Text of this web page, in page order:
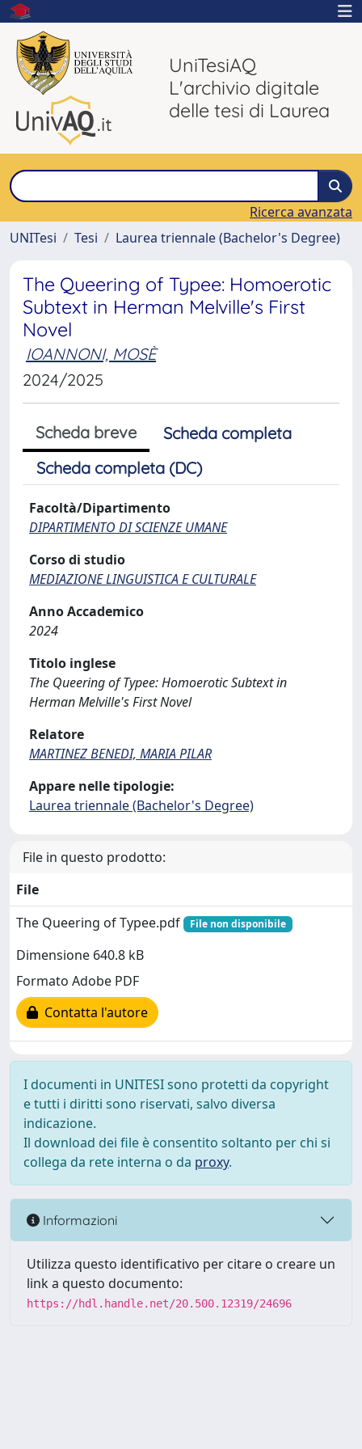
UniTesiAQ
L'archivio digitale
delle tesi di Laurea
Ricerca avanzata
UNITesi
Tesi Laurea triennale (Bachelor's Degree)
The Queering of Typee: Homoerotic
Subtext in Herman Melville's First
Novel
IOANNONI, MOSÈ
2024/2025
Scheda breve
Scheda completa
Scheda completa (DC)
Facoltà/Dipartimento
DIPARTIMENTO DI SCIENZE UMANE
Corso di studio
MEDIAZIONE LINGUISTICA E CULTURALE
Anno Accademico
2024
Titolo inglese
The Queering of Typee: Homoerotic Subtext in
Herman Melville's First Novel
Relatore
MARTINEZ BENEDI, MARIA PILAR
Appare nelle tipologie:
Laurea triennale (Bachelor's Degree)
File in questo prodotto:
File
The Queering of Typee.pdf
File non disponibile
Dimensione 640.8 kB
Formato Adobe PDF
Contatta l'autore
I documenti in UNITESI sono protetti da copyright
e tutti i diritti sono riservati, salvo diversa
indicazione.
Il download dei file è consentito soltanto per chi si
collega da rete interna o da proxy.
Informazioni
Utilizza questo identificativo per citare o creare un
link a questo documento:
https://hdl.handle.net/20.500.12319/24696